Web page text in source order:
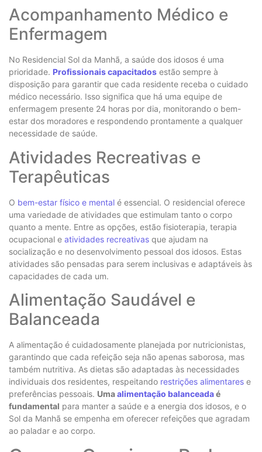
Acompanhamento Médico e
Enfermagem
No Residencial Sol da Manhã, a saúde dos idosos é uma
prioridade. Profissionais capacitados estão sempre à
disposição para garantir que cada residente receba o cuidado
médico necessário. Isso significa que há uma equipe de
enfermagem presente 24 horas por dia, monitorando o bem-
estar dos moradores e respondendo prontamente a qualquer
necessidade de saúde.
Atividades Recreativas e
Terapêuticas
O bem-estar físico e mental é essencial. O residencial oferece
uma variedade de atividades que estimulam tanto o corpo
quanto a mente. Entre as opções, estão fisioterapia, terapia
ocupacional e atividades recreativas que ajudam na
socialização e no desenvolvimento pessoal dos idosos. Estas
atividades são pensadas para serem inclusivas e adaptáveis às
capacidades de cada um.
Alimentação Saudável e
Balanceada
A alimentação é cuidadosamente planejada por nutricionistas,
garantindo que cada refeição seja não apenas saborosa, mas
também nutritiva. As dietas são adaptadas às necessidades
individuais dos residentes, respeitando restrições alimentares e
preferências pessoais. Umaalimentação balanceadaé
fundamental para manter a saúde e a energia dos idosos, e o
Sol da Manhã se empenha em oferecer refeições que agradam
ao paladar e ao corpo.